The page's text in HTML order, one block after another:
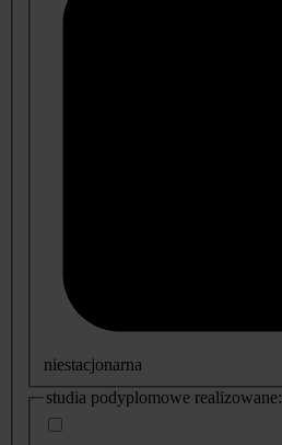
niestacjonarna
studia podyplomowe realizowane: